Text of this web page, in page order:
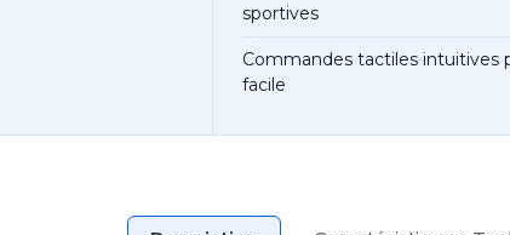
sportives
Commandes tactiles intuitives
facile